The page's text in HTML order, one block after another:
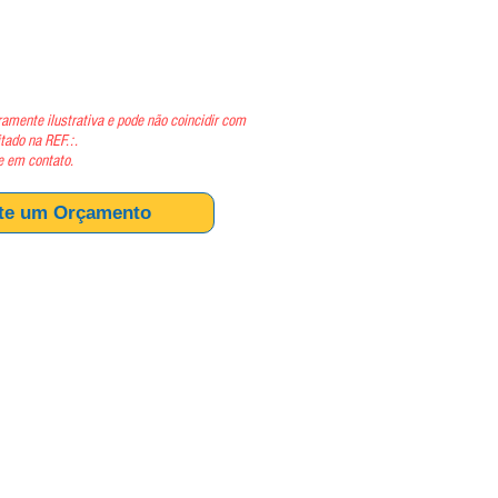
um Orçamento
ilustrativa e pode não coincidir com
na REF.:.
em contato.